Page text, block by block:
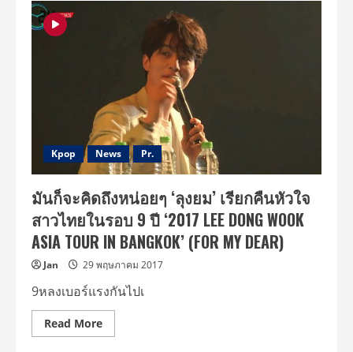
บทบาท
ผอ.ชา
จิ
นอุค
ที่
นำแสดง
โดย
ซอง
(Sung
Hoon)ใน
เรื่อง
My
Secret
Romance
ที่
กำลัง
โด่ง
ดัง
โลก
โซ
เชีย
Kpop News Pr.
มันก็จะคิดถึงหน่อยๆ ‘ลุงยม’ เรียกคืนหัวใจ
สาวไทยในรอบ 9 ปี ‘2017 LEE DONG WOOK
ASIA TOUR IN BANGKOK’ (FOR MY DEAR)
Jan 29 พฤษภาคม 2017
9หลงเบอร์แรงกันไปเ
Read MoreRead
more